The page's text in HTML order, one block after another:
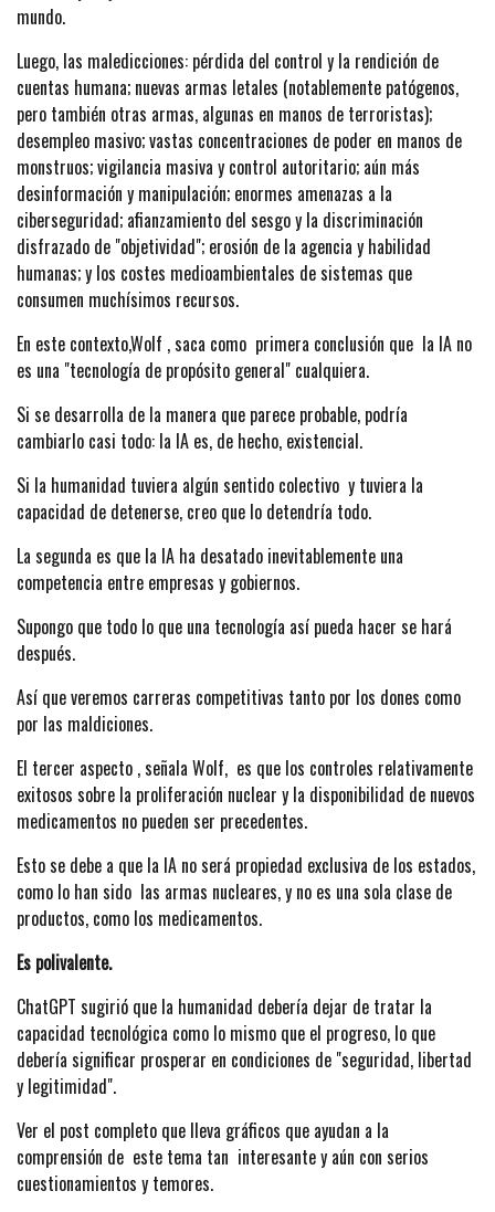
mundo.
Luego, las maledicciones: pérdida del control y la rendición de
cuentas humana; nuevas armas letales (notablemente patógenos,
pero también otras armas, algunas en manos de terroristas);
desempleo masivo; vastas concentraciones de poder en manos de
monstruos; vigilancia masiva y control autoritario; aún más
desinformación y manipulación; enormes amenazas a la
ciberseguridad; afianzamiento del sesgo y la discriminación
disfrazado de "objetividad"; erosión de la agencia y habilidad
humanas; y los costes medioambientales de sistemas que
consumen muchísimos recursos.
En este contexto,Wolf , saca como primera conclusión que la IA no
es una "tecnología de propósito general" cualquiera.
Si se desarrolla de la manera que parece probable, podría
cambiarlo casi todo: la IA es, de hecho, existencial.
Si la humanidad tuviera algún sentido colectivo y tuviera la
capacidad de detenerse, creo que lo detendría todo.
La segunda es que la IA ha desatado inevitablemente una
competencia entre empresas y gobiernos.
Supongo que todo lo que una tecnología así pueda hacer se hará
después.
Así que veremos carreras competitivas tanto por los dones como
por las maldiciones.
El tercer aspecto , señala Wolf, es que los controles relativamente
exitosos sobre la proliferación nuclear y la disponibilidad de nuevos
medicamentos no pueden ser precedentes.
Esto se debe a que la IA no será propiedad exclusiva de los estados,
como lo han sido las armas nucleares, y no es una sola clase de
productos, como los medicamentos.
Es polivalente.
ChatGPT sugirió que la humanidad debería dejar de tratar la
capacidad tecnológica como lo mismo que el progreso, lo que
debería significar prosperar en condiciones de "seguridad, libertad
y legitimidad".
Ver el post completo que lleva gráficos que ayudan a la
comprensión de este tema tan interesante y aún con serios
cuestionamientos y temores.